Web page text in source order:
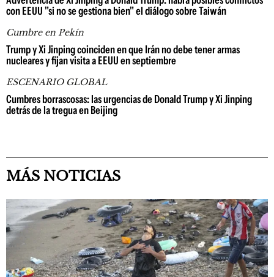
con EEUU "si no se gestiona bien" el diálogo sobre Taiwán
Cumbre en Pekín
Trump y Xi Jinping coinciden en que Irán no debe tener armas
nucleares y fijan visita a EEUU en septiembre
ESCENARIO GLOBAL
Cumbres borrascosas: las urgencias de Donald Trump y Xi Jinping
detrás de la tregua en Beijing
MÁS NOTICIAS